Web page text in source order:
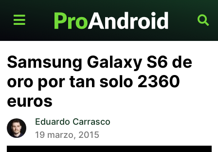
Samsung Galaxy S6 de
oro por tan solo 2360
euros
Eduardo Carrasco
19 marzo, 2015